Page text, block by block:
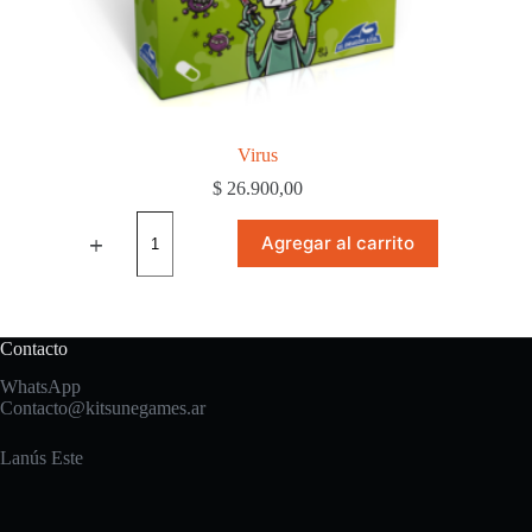
Virus
$ 26.900,00
cantidad
Agregar al carrito
Contacto
WhatsApp
Contacto@kitsunegames.ar
Lanús Este